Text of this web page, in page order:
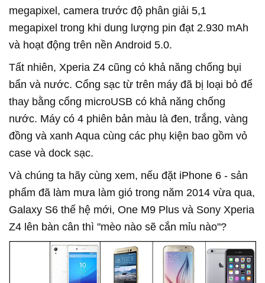
megapixel, camera trước độ phân giải 5,1
megapixel trong khi dung lượng pin đạt 2.930 mAh
và hoạt động trên nền Android 5.0.
Tất nhiên, Xperia Z4 cũng có khả năng chống bụi
bẩn và nước. Cổng sạc từ trên máy đã bị loại bỏ để
thay bằng cổng microUSB có khả năng chống
nước. Máy có 4 phiên bản màu là đen, trắng, vàng
đồng và xanh Aqua cùng các phụ kiện bao gồm vỏ
case và dock sạc.
Và chúng ta hãy cùng xem, nếu đặt iPhone 6 - sản
phẩm đã làm mưa làm gió trong năm 2014 vừa qua,
Galaxy S6 thế hệ mới, One M9 Plus và Sony Xperia
Z4 lên bàn cân thì "mèo nào sẽ cắn mỉu nào"?